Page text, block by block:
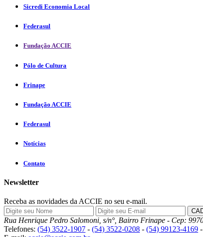
Sicredi Economia Local
Federasul
Fundação ACCIE
Pólo de Cultura
Frinape
Fundação ACCIE
Federasul
Notícias
Contato
Newsletter
Receba as novidades da ACCIE no seu e-mail.
Rua Henrique Pedro Salomoni, s/n°, Bairro Frinape - Cep:
Telefones: (54) 3522-1907 - (54) 3522-0208 - (54) 99123-4169 -